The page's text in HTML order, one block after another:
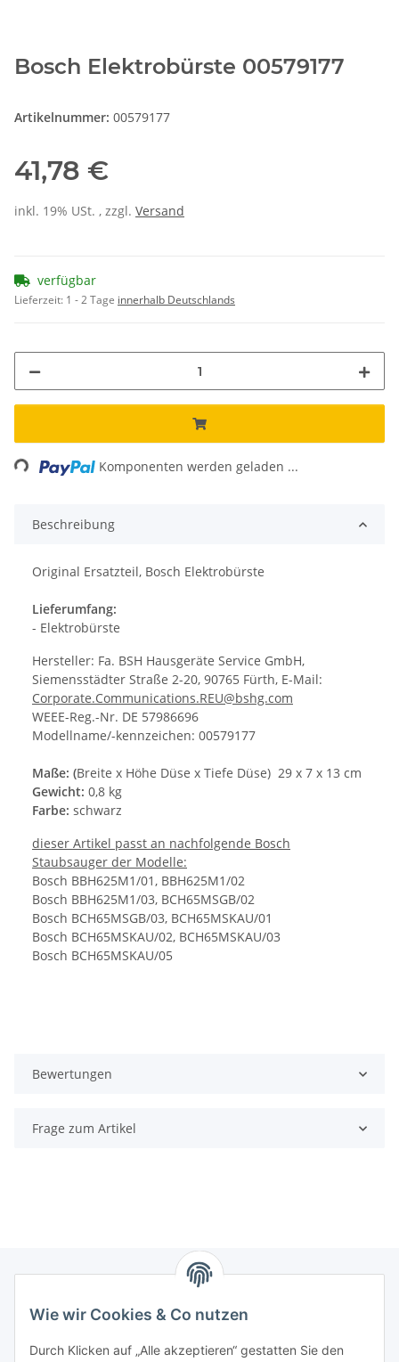
Wie wir Cookies & Co nutzen
Durch Klicken auf „Alle akzeptieren“ gestatten Sie den
Bosch Elektrobürste 00579177
Artikelnummer: 00579177
41,78 €
inkl. 19% USt. , zzgl. Versand
verfügbar
Lieferzeit: 1 - 2 Tage innerhalb Deutschlands
Komponenten werden geladen ...
Beschreibung
Original Ersatzteil, Bosch Elektrobürste
Lieferumfang:
- Elektrobürste
Hersteller: Fa. BSH Hausgeräte Service GmbH,
Siemensstädter Straße 2-20, 90765 Fürth, E-Mail:
Corporate.Communications.REU@bshg.com
WEEE-Reg.-Nr. DE 57986696
Modellname/-kennzeichen: 00579177
Maße: (Breite x Höhe Düse x Tiefe Düse) 29 x 7 x 13 cm
Gewicht: 0,8 kg
Farbe: schwarz
dieser Artikel passt an nachfolgende Bosch
Staubsauger der Modelle:
Bosch BBH625M1/01, BBH625M1/02
Bosch BBH625M1/03, BCH65MSGB/02
Bosch BCH65MSGB/03, BCH65MSKAU/01
Bosch BCH65MSKAU/02, BCH65MSKAU/03
Bosch BCH65MSKAU/05
Bewertungen
Frage zum Artikel
Zahlungsmöglichkeiten